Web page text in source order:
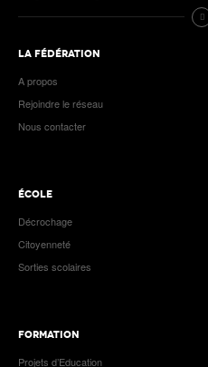
LA FÉDÉRATION
A propos
Rejoindre le réseau
Nous contacter
ÉCOLE
Décrochage
Citoyenneté
Sorties scolaires
FORMATION
Projets d’Education